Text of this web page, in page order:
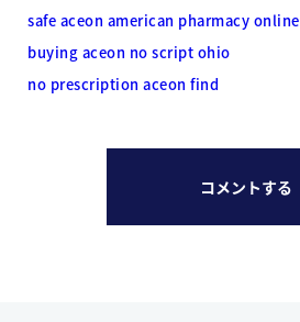
safe aceon american pharmacy online
buying aceon no script ohio
no prescription aceon find
コメントする